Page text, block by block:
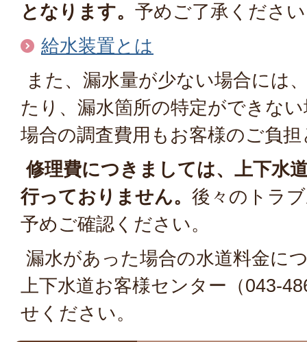
となります。 予めご了承くださ
給水装置とは
また、漏水量が少ない場合には
たり、漏水箇所の特定ができな
場合の調査費用もお客様のご負
修理費につきましては、上下水
行っておりません。 後々のトラ
予めご確認ください。
漏水があった場合の水道料金に
上下水道お客様センター（043-
せください。